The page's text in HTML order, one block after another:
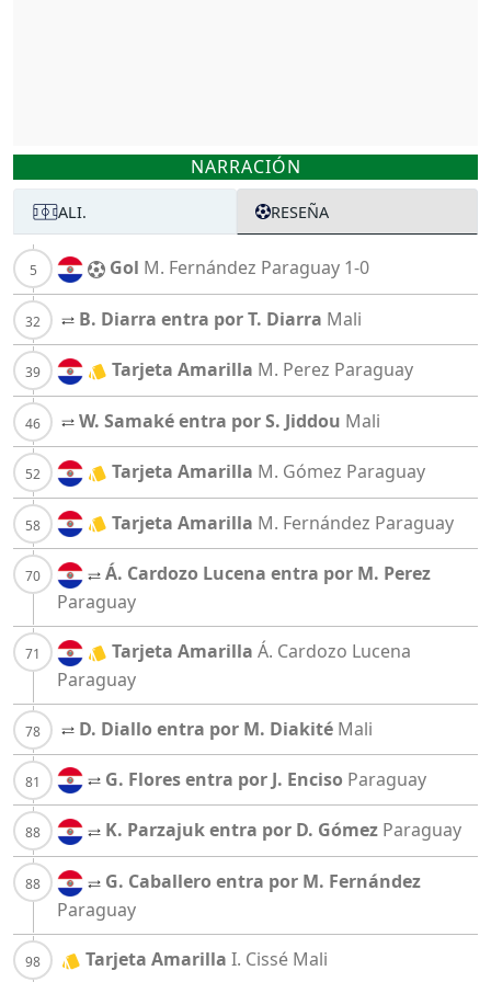
NARRACIÓN
ALI. RESEÑA
Gol M. Fernández Paraguay 1-0
B. Diarra entra por T. Diarra Mali
Tarjeta Amarilla M. Perez Paraguay
W. Samaké entra por S. Jiddou Mali
Tarjeta Amarilla M. Gómez Paraguay
Tarjeta Amarilla M. Fernández Paraguay
Á. Cardozo Lucena entra por M. Perez
Paraguay
Tarjeta Amarilla Á. Cardozo Lucena
Paraguay
D. Diallo entra por M. Diakité Mali
G. Flores entra por J. Enciso Paraguay
K. Parzajuk entra por D. Gómez Paraguay
G. Caballero entra por M. Fernández
Paraguay
Tarjeta Amarilla I. Cissé Mali